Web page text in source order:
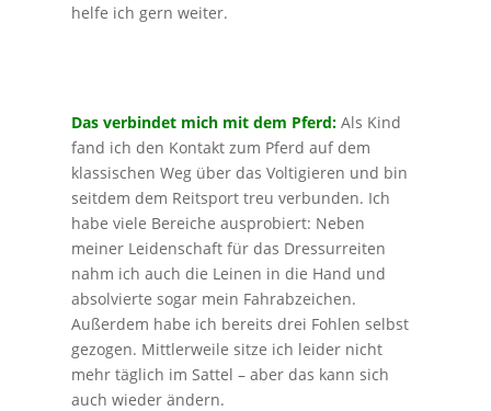
helfe ich gern weiter.
Das verbindet mich mit dem Pferd: Als Kind
fand ich den Kontakt zum Pferd auf dem
klassischen Weg über das Voltigieren und bin
seitdem dem Reitsport treu verbunden. Ich
habe viele Bereiche ausprobiert: Neben
meiner Leidenschaft für das Dressurreiten
nahm ich auch die Leinen in die Hand und
absolvierte sogar mein Fahrabzeichen.
Außerdem habe ich bereits drei Fohlen selbst
gezogen. Mittlerweile sitze ich leider nicht
mehr täglich im Sattel – aber das kann sich
auch wieder ändern.